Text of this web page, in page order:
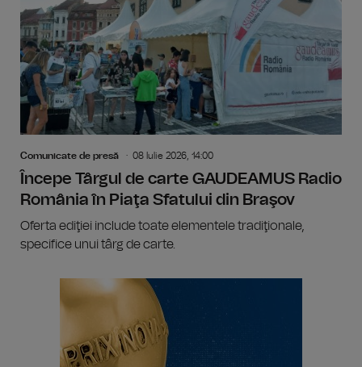
Comunicate de presă 08 Iulie 2026, 14:00
Începe Târgul de carte GAUDEAMUS Radio
România în Piaţa Sfatului din Braşov
Oferta ediţiei include toate elementele tradiţionale,
specifice unui târg de carte.